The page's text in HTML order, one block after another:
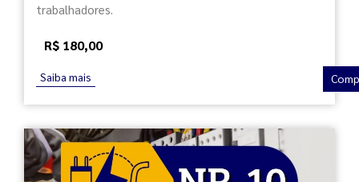
trabalhadores.
R$ 180,00
Saiba mais